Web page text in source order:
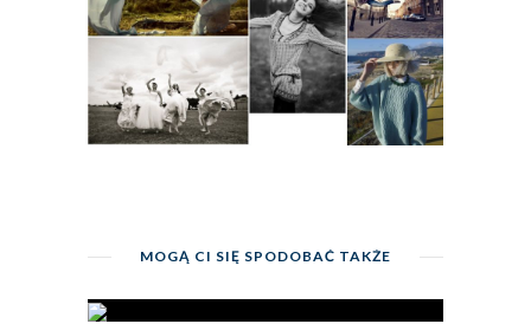
MOGĄ CI SIĘ SPODOBAĆ TAKŻE